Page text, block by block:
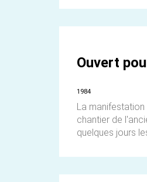
Ouvert
1984
La
chantier de
quelques jours